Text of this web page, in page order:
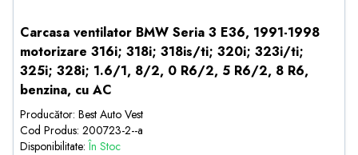
Carcasa ventilator BMW Seria 3 E36, 1991-1998
motorizare 316i; 318i; 318is/ti; 320i; 323i/ti;
325i; 328i; 1.6/1, 8/2, 0 R6/2, 5 R6/2, 8 R6,
benzina, cu AC
Producător: Best Auto Vest
Cod Produs: 200723-2--a
Disponibilitate:În Stoc